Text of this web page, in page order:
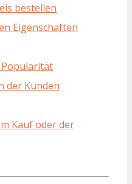
bestellen
Eigenschaften
Popularität
der Kunden
Kauf oder der